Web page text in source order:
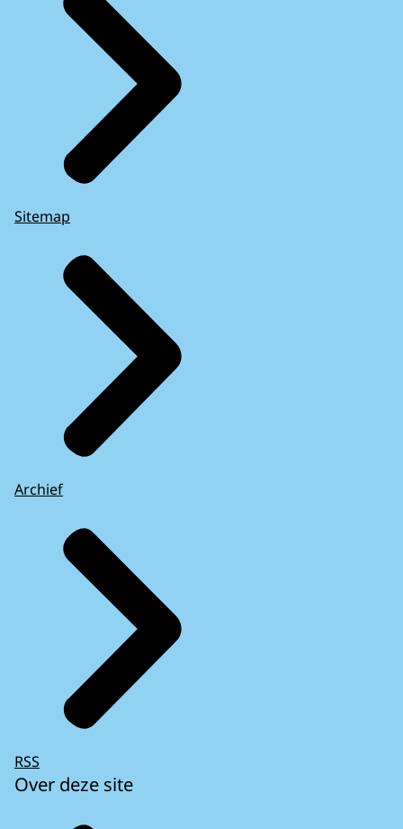
Sitemap
Archief
RSS
Over deze site